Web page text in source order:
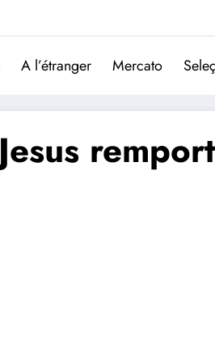
A l’étranger Mercato